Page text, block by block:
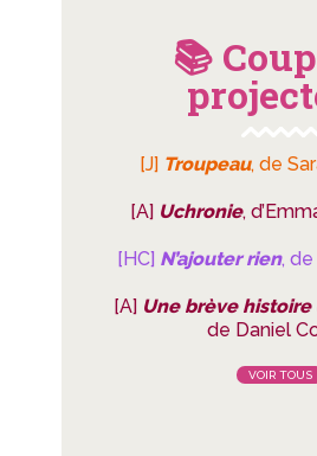
📚
[J] Troupeau, de
[A] Uchronie,
[HC] N’ajouter rien,
[A] Une brève histoire
de Daniel
VOIR TOUS